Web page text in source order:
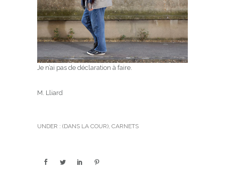
Je n’ai pas de déclaration à faire.
M. Lliard
UNDER : (DANS LA COUR), CARNETS